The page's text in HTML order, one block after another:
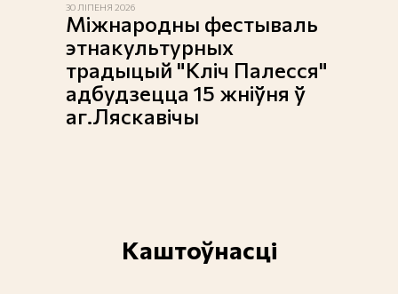
30 ЛІПЕНЯ 2026
Міжнародны фестываль
этнакультурных
традыцый "Кліч Палесся"
адбудзецца 15 жніўня ў
аг.Ляскавічы
Каштоўнасці